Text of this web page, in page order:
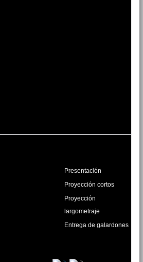
Presentación
Proyección cortos
Proyección
largometraje
Entrega de galardones